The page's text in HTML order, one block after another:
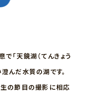
「天鏡湖（てんきょう
んだ水質の湖です。
の節目の撮影に相応